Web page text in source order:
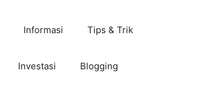
Informasi Tips & Trik
Investasi Blogging